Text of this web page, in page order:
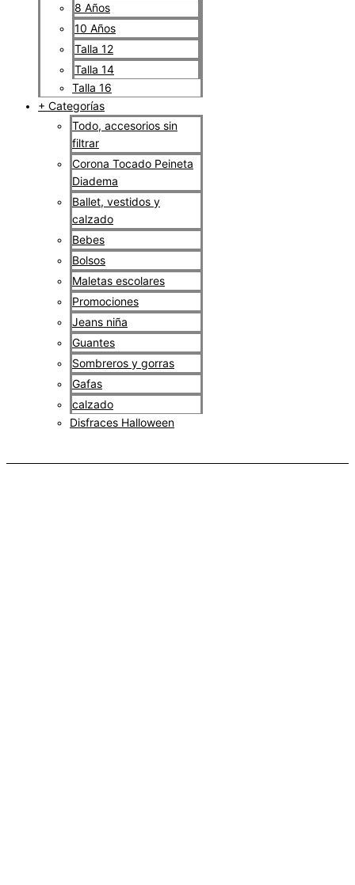
8 Años
10 Años
Talla 12
Talla 14
Talla 16
+ Categorías
Todo, accesorios sin
filtrar
Corona Tocado Peineta
Diadema
Ballet, vestidos y
calzado
Bebes
Bolsos
Maletas escolares
Promociones
Jeans niña
Guantes
Sombreros y gorras
Gafas
calzado
Disfraces Halloween